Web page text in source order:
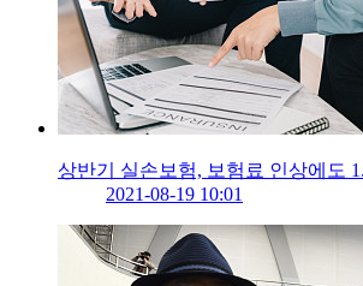
상반기 실손보험, 보험료 인상에도
2021-08-19 10:01